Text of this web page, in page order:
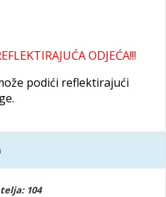
ODJEĆA!!!
podići reflektirajući
104